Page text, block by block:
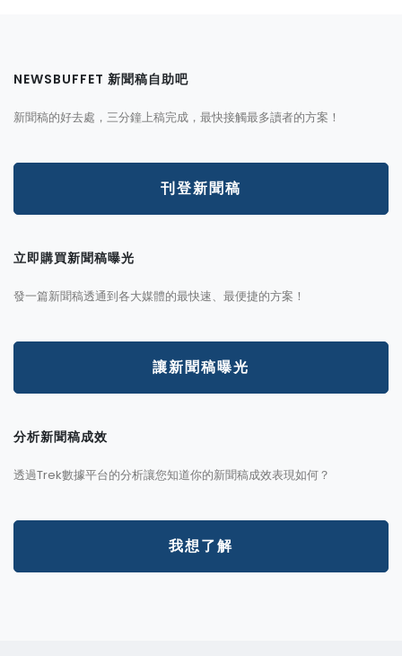
NEWSBUFFET 新聞稿自助吧
新聞稿的好去處，三分鐘上稿完成，最快接觸最多讀者的方案！
刊登新聞稿
立即購買新聞稿曝光
發一篇新聞稿透通到各大媒體的最快速、最便捷的方案！
讓新聞稿曝光
分析新聞稿成效
透過Trek數據平台的分析讓您知道你的新聞稿成效表現如何？
我想了解